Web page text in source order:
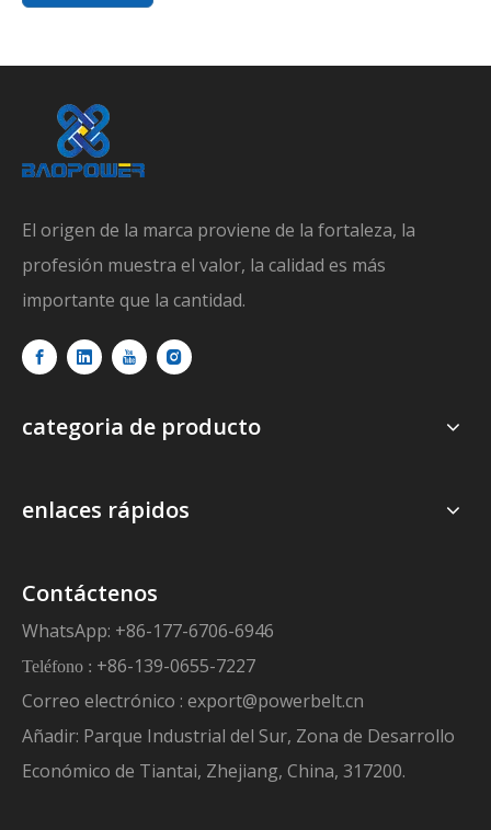
El origen de la marca proviene de la fortaleza, la
profesión muestra el valor, la calidad es más
importante que la cantidad.
categoria de producto
enlaces rápidos
Contáctenos
WhatsApp: +86-177-6706-6946
Teléfono : +86-139-0655-7227
Correo electrónico : export@powerbelt.cn
Añadir: Parque Industrial del Sur, Zona de Desarrollo
Económico de Tiantai, Zhejiang, China, 317200.